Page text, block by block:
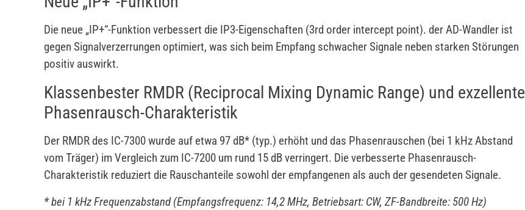
Die neue „IP+“-Funktion verbessert die IP3-Eigenschaften (3rd order intercept point). der AD-Wandler ist
gegen Signalverzerrungen optimiert, was sich beim Empfang schwacher Signale neben starken Störungen
positiv auswirkt.
Klassenbester RMDR (Reciprocal Mixing Dynamic Range) und exzellente
Phasenrausch-Charakteristik
Der RMDR des IC-7300 wurde auf etwa 97 dB* (typ.) erhöht und das Phasenrauschen (bei 1 kHz Abstand
vom Träger) im Vergleich zum IC-7200 um rund 15 dB verringert. Die verbesserte Phasenrausch-
Charakteristik reduziert die Rauschanteile sowohl der empfangenen als auch der gesendeten Signale.
* bei 1 kHz Frequenzabstand (Empfangsfrequenz: 14,2 MHz, Betriebsart: CW, ZF-Bandbreite: 500 Hz)